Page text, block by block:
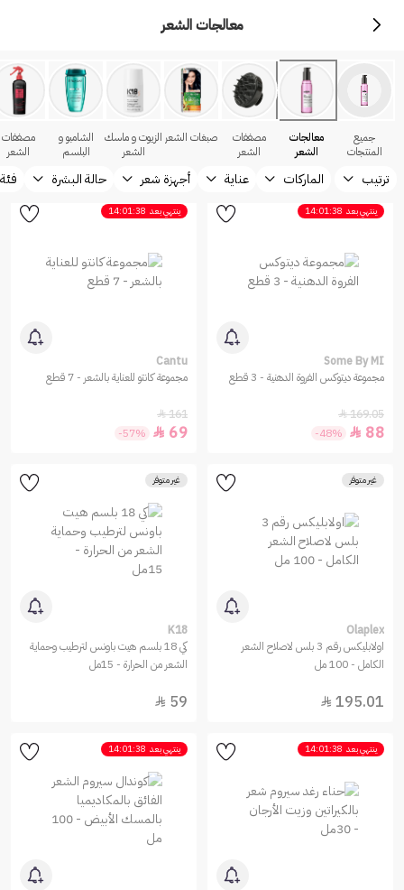
معالجات الشعر
جميع
المنتجات
معالجات
الشعر
مصففات
الشعر
صبغات الشعر الزيوت و ماسك
الشعر
الشامبو و
البلسم
مصففات
الشعر
ترتيب الماركات عناية أجهزة شعر حالة البشرة
ينتهي بعد 14:01:38
Some By MI
مجموعة ديتوكس الفروة الدهنية - 3 قطع
169.05

88

-48%
ينتهي بعد 14:01:38
Cantu
مجموعة كانتو للعناية بالشعر - 7 قطع
161

69

-57%
غير متوفر
Olaplex
اولابليكس رقم 3 بلس لاصلاح الشعر
الكامل - 100 مل
195.01

غير متوفر
K18
كي 18 بلسم هيت باونس لترطيب وحماية
الشعر من الحرارة - 15مل
59

ينتهي بعد 14:01:38 ينتهي بعد 14:01:38